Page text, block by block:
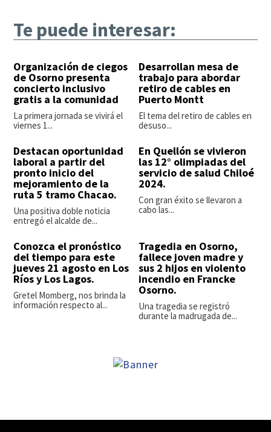
Te puede interesar:
Organización de ciegos
de Osorno presenta
concierto inclusivo
gratis a la comunidad
La primera jornada se vivirá el
viernes 1...
Desarrollan mesa de
trabajo para abordar
retiro de cables en
Puerto Montt
El tema del retiro de cables en
desuso...
Destacan oportunidad
laboral a partir del
pronto inicio del
mejoramiento de la
ruta 5 tramo Chacao.
Una positiva doble noticia
entregó el alcalde de...
En Quellón se vivieron
las 12° olimpiadas del
servicio de salud Chiloé
2024.
Con gran éxito se llevaron a
cabo las...
Conozca el pronóstico
del tiempo para este
jueves 21 agosto en Los
Ríos y Los Lagos.
Gretel Momberg, nos brinda la
información respecto al...
Tragedia en Osorno,
fallece joven madre y
sus 2 hijos en violento
incendio en Francke
Osorno.
Una tragedia se registró
durante la madrugada de...